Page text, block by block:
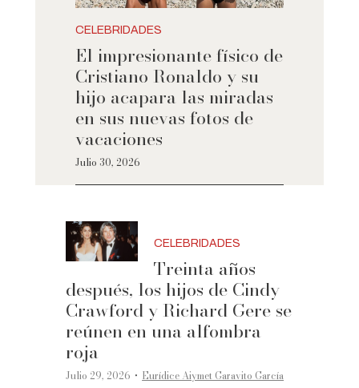
CELEBRIDADES
El impresionante físico de
Cristiano Ronaldo y su
hijo acapara las miradas
en sus nuevas fotos de
vacaciones
Julio 30, 2026
CELEBRIDADES
Treinta años
después, los hijos de Cindy
Crawford y Richard Gere se
reúnen en una alfombra
roja
Julio 29, 2026 ·Eurídice Aiymet Garavito García